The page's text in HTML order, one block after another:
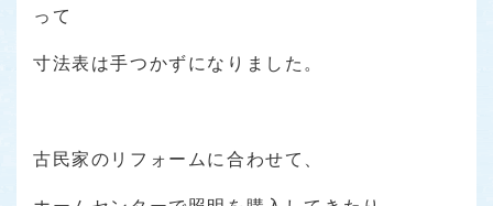
って
寸法表は手つかずになりました。
古民家のリフォームに合わせて、